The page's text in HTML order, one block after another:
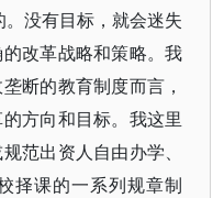
。没有目标，就会迷失
改革战略和策略。我
断的教育制度而言，
方向和目标。我这里
范出资人自由办学、
择课的一系列规章制